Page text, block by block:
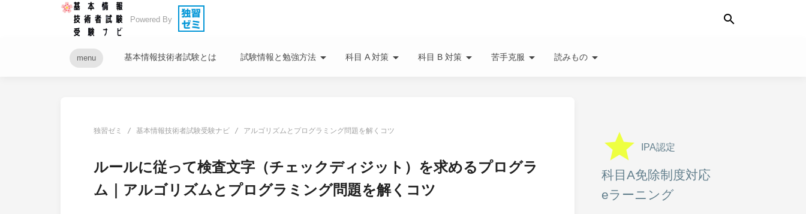
Powered By search
menu 基本情報技術者試験とは 試験情報と勉強方法arrow_drop_down 科目 A 対策arrow_drop_down 科目 B 対策arrow_drop_down 苦手克服arrow_drop_down 読みものarrow_drop_down
独習ゼミ 基本情報技術者試験受験ナビ アルゴリズムとプログラミング問題を解くコツ
ルールに従って検査文字（チェックディジット）を求めるプログラ
ム｜アルゴリズムとプログラミング問題を解くコツ
grade IPA認定
科目A免除制度対応
eラーニング